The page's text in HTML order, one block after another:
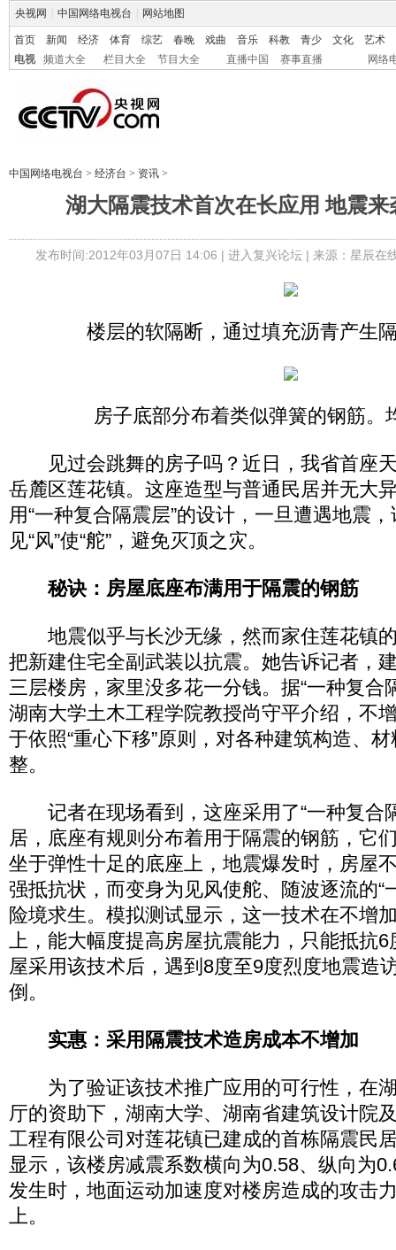
央视网 中国网络电视台 网站地图
首页 新闻 经济 体育 综艺 春晚 戏曲 音乐 科教 青少 文化
艺术
电视
频道大全 栏目大全 节目大全 直播中国 赛事直播 网络
中国网络电视台 > 经济台 > 资讯 >
湖大隔震技术首次在长应用 地震来
发布时间:2012年03月07日 14:06 | 进入复兴论坛| 来源：星辰
楼层的软隔断，通过填充沥青产生
房子底部分布着类似弹簧的钢筋。
见过会跳舞的房子吗？近日，我省首座天
岳麓区莲花镇。这座造型与普通民居并无大
用“一种复合隔震层”的设计，一旦遭遇地震
见“风”使“舵”，避免灭顶之灾。
秘诀：房屋底座布满用于隔震的钢筋
地震似乎与长沙无缘，然而家住莲花镇
把新建住宅全副武装以抗震。她告诉记者，
三层楼房，家里没多花一分钱。据“一种复合
湖南大学土木工程学院教授尚守平介绍，不
于依照“重心下移”原则，对各种建筑构造、材
整。
记者在现场看到，这座采用了“一种复合
居，底座有规则分布着用于隔震的钢筋，它
坐于弹性十足的底座上，地震爆发时，房屋
强抵抗状，而变身为见风使舵、随波逐流的“
险境求生。模拟测试显示，这一技术在不增
上，能大幅度提高房屋抗震能力，只能抵抗
屋采用该技术后，遇到8度至9度烈度地震造
倒。
实惠：采用隔震技术造房成本不增加
为了验证该技术推广应用的可行性，在
厅的资助下，湖南大学、湖南省建筑设计院
工程有限公司对莲花镇已建成的首栋隔震民
显示，该楼房减震系数横向为0.58、纵向为
发生时，地面运动加速度对楼房造成的攻击
上。